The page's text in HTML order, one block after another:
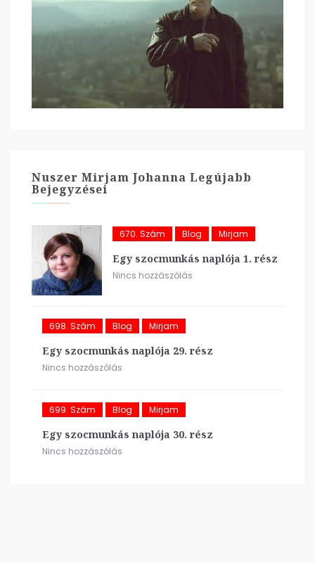
Nuszer Mirjam Johanna Legújabb
Bejegyzései
670. Szám Blog Mirjam
Egy szocmunkás naplója 1. rész
Nincs hozzászólás
698. Szám Blog Mirjam
Egy szocmunkás naplója 29. rész
Nincs hozzászólás
699. Szám Blog Mirjam
Egy szocmunkás naplója 30. rész
Nincs hozzászólás